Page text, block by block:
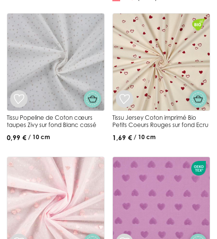
Tissu Popeline de Coton cœurs
taupes Zivy sur fond Blanc cassé
0,99 € / 10 cm
Tissu Jersey Coton imprimé Bio
Petits Coeurs Rouges sur fond Ecru
1,69 € / 10 cm